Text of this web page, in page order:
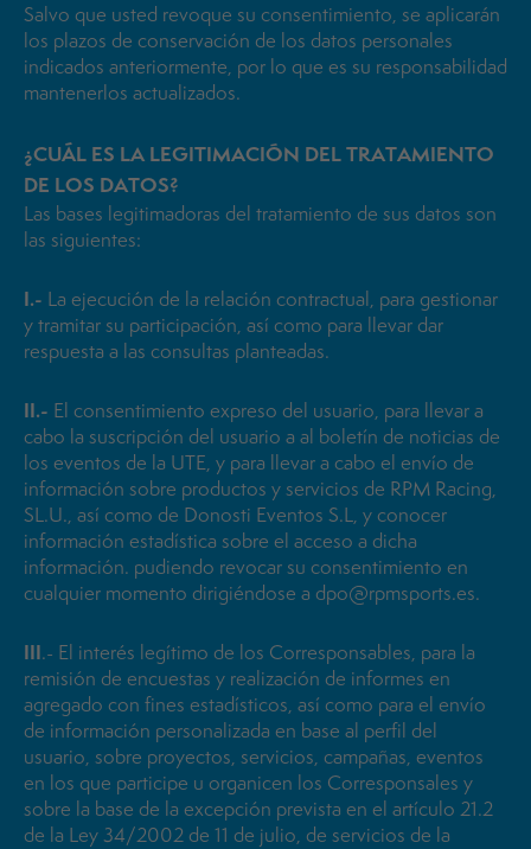
Salvo que usted revoque su consentimiento, se aplicarán
los plazos de conservación de los datos personales
indicados anteriormente, por lo que es su responsabilidad
mantenerlos actualizados.
¿CUÁL ES LA LEGITIMACIÓN DEL TRATAMIENTO
DE LOS DATOS?
Las bases legitimadoras del tratamiento de sus datos son
las siguientes:
I.- La ejecución de la relación contractual, para gestionar
y tramitar su participación, así como para llevar dar
respuesta a las consultas planteadas.
II.- El consentimiento expreso del usuario, para llevar a
cabo la suscripción del usuario a al boletín de noticias de
los eventos de la UTE, y para llevar a cabo el envío de
información sobre productos y servicios de RPM Racing,
SL.U., así como de Donosti Eventos S.L, y conocer
información estadística sobre el acceso a dicha
información. pudiendo revocar su consentimiento en
cualquier momento dirigiéndose a dpo@rpmsports.es.
III.- El interés legítimo de los Corresponsables, para la
remisión de encuestas y realización de informes en
agregado con fines estadísticos, así como para el envío
de información personalizada en base al perfil del
usuario, sobre proyectos, servicios, campañas, eventos
en los que participe u organicen los Corresponsales y
sobre la base de la excepción prevista en el artículo 21.2
de la Ley 34/2002 de 11 de julio, de servicios de la